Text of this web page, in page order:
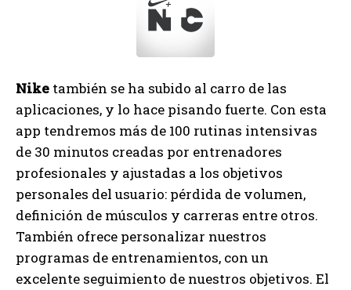
Nike también se ha subido al carro de las
aplicaciones, y lo hace pisando fuerte. Con esta
app tendremos más de 100 rutinas intensivas
de 30 minutos creadas por entrenadores
profesionales y ajustadas a los objetivos
personales del usuario: pérdida de volumen,
definición de músculos y carreras entre otros.
También ofrece personalizar nuestros
programas de entrenamientos, con un
excelente seguimiento de nuestros objetivos. El